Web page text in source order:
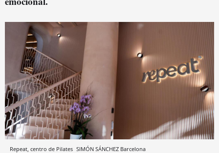
Repeat, centro de Pilates SIMÓN SÁNCHEZ Barcelona